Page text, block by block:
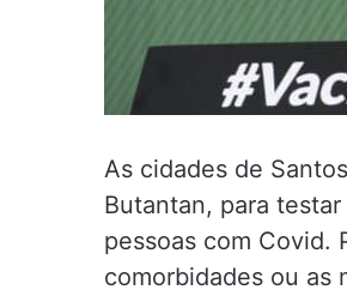
As cidades de
Butantan, para
pessoas com Covid.
comorbidades ou as